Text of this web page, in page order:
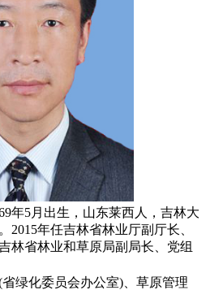
5月出生，山东莱西人，吉林大
2015年任吉林省林业厅副厅长、
林省林业和草原局副局长、党组
绿化委员会办公室)、草原管理